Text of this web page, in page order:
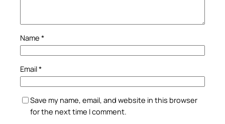
Name *
Email*
Save my name, email, and website in this browser
for the next time I comment.